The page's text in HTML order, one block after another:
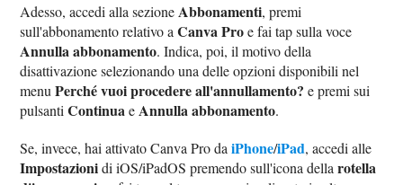
Adesso, accedi alla sezioneAbbonamenti, premi
sull'abbonamento relativo aCanva Proe fai tap sulla voce
Annulla abbonamento. Indica, poi, il motivo della
disattivazione selezionando una delle opzioni disponibili nel
menuPerché vuoi procedere all'annullamento? e premi sui
pulsantiContinuaeAnnulla abbonamento.
Se, invece, hai attivato Canva Pro daiPhone/iPad, accedi alle
Impostazionidi iOS/iPadOS premendo sull'icona dellarotella